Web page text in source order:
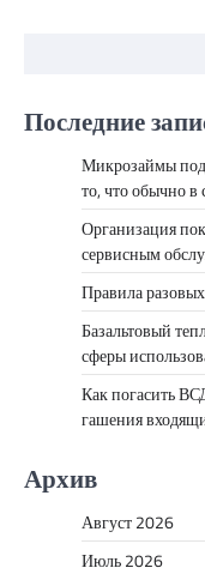
Последние
Микрозаймы
то, что обычно в
Организация
сервисным
Правила
Базальтовый
сферы
Как погасить
гашения
Архив
Август 2026
Июль 2026